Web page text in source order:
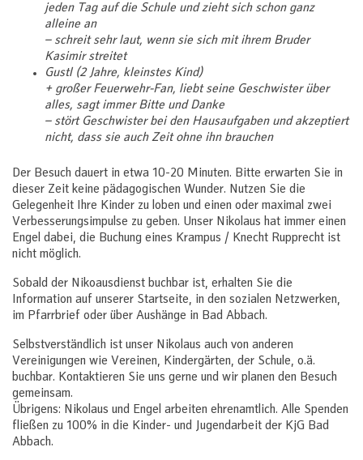
jeden Tag auf die Schule und zieht sich schon ganz
alleine an
– schreit sehr laut, wenn sie sich mit ihrem Bruder
Kasimir streitet
Gustl (2 Jahre, kleinstes Kind)
+ großer Feuerwehr-Fan, liebt seine Geschwister über
alles, sagt immer Bitte und Danke
– stört Geschwister bei den Hausaufgaben und akzeptiert
nicht, dass sie auch Zeit ohne ihn brauchen
Der Besuch dauert in etwa 10-20 Minuten. Bitte erwarten Sie in
dieser Zeit keine pädagogischen Wunder. Nutzen Sie die
Gelegenheit Ihre Kinder zu loben und einen oder maximal zwei
Verbesserungsimpulse zu geben. Unser Nikolaus hat immer einen
Engel dabei, die Buchung eines Krampus / Knecht Rupprecht ist
nicht möglich.
Sobald der Nikoausdienst buchbar ist, erhalten Sie die
Information auf unserer Startseite, in den sozialen Netzwerken,
im Pfarrbrief oder über Aushänge in Bad Abbach.
Selbstverständlich ist unser Nikolaus auch von anderen
Vereinigungen wie Vereinen, Kindergärten, der Schule, o.ä.
buchbar. Kontaktieren Sie uns gerne und wir planen den Besuch
gemeinsam.
Übrigens: Nikolaus und Engel arbeiten ehrenamtlich. Alle Spenden
fließen zu 100% in die Kinder- und Jugendarbeit der KjG Bad
Abbach.